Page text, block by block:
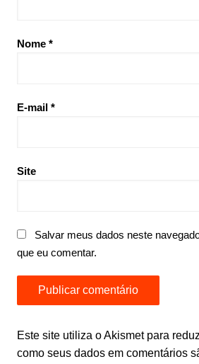
Nome *
E-mail *
Site
Salvar meus dados neste
que eu comentar.
Este site utiliza o Akismet para
como seus dados em comentários